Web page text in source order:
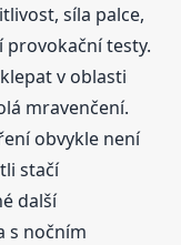
síla palce,
provokační testy.
v oblasti
mravenčení.
obvykle není
stačí
další
s nočním